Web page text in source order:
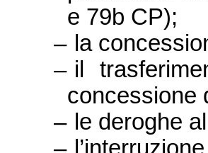
e 79b CP);
– la
– il
concessione
– le deroghe